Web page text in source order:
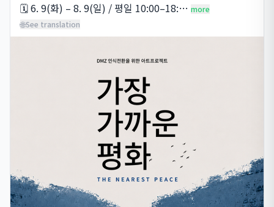
🗓️ 6. 9(화) – 8. 9(일) / 평일 10:00–18:… more
🌐See translation